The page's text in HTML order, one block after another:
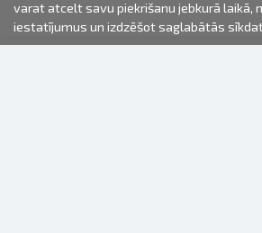
varat atcelt savu piekrišanu jebkurā laikā,
iestatījumus un izdzēšot saglabātās